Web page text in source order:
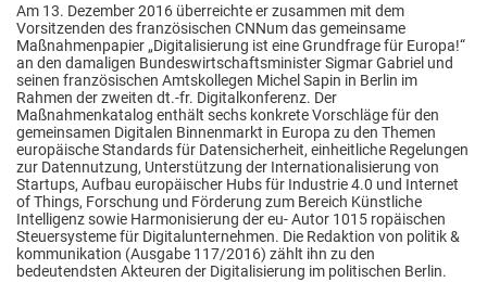
Am 13. Dezember 2016 überreichte er zusammen mit dem
Vorsitzenden des französischen CNNum das gemeinsame
Maßnahmenpapier „Digitalisierung ist eine Grundfrage für Europa!“
an den damaligen Bundeswirtschaftsminister Sigmar Gabriel und
seinen französischen Amtskollegen Michel Sapin in Berlin im
Rahmen der zweiten dt.-fr. Digitalkonferenz. Der
Maßnahmenkatalog enthält sechs konkrete Vorschläge für den
gemeinsamen Digitalen Binnenmarkt in Europa zu den Themen
europäische Standards für Datensicherheit, einheitliche Regelungen
zur Datennutzung, Unterstützung der Internationalisierung von
Startups, Aufbau europäischer Hubs für Industrie 4.0 und Internet
of Things, Forschung und Förderung zum Bereich Künstliche
Intelligenz sowie Harmonisierung der eu- Autor 1015 ropäischen
Steuersysteme für Digitalunternehmen. Die Redaktion von politik &
kommunikation (Ausgabe 117/2016) zählt ihn zu den
bedeutendsten Akteuren der Digitalisierung im politischen Berlin.